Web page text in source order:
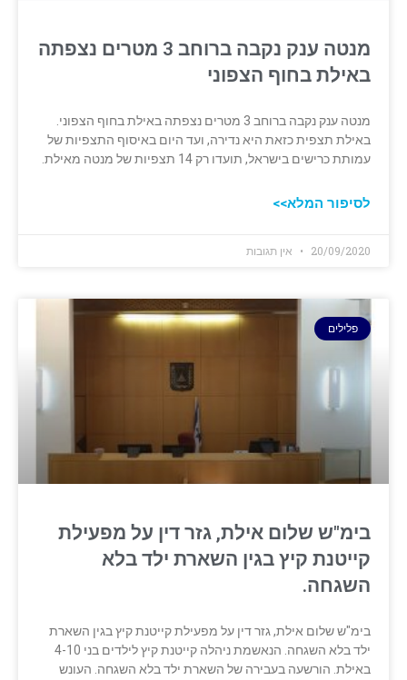
מנטה ענק נקבה ברוחב 3 מטרים נצפתה
באילת בחוף הצפוני
מנטה ענק נקבה ברוחב 3 מטרים נצפתה באילת בחוף הצפוני.
באילת תצפית כזאת היא נדירה, ועד היום באיסוף התצפיות של
עמותת כרישים בישראל, תועדו רק 14 תצפיות של מנטה מאילת.
לסיפור המלא>>
20/09/2020 אין תגובות
פלילים
בימ"ש שלום אילת, גזר דין על מפעילת
קייטנת קיץ בגין השארת ילד בלא
‏השגחה.
בימ"ש שלום אילת, גזר דין על מפעילת קייטנת קיץ בגין השארת
ילד בלא ‏השגחה. הנאשמת ניהלה קייטנת קיץ לילדים בני 4-10
באילת. הורשעה בעבירה של ‏השארת ילד בלא השגחה. העונש